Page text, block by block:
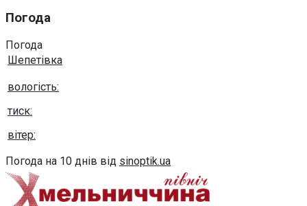
Погода
Погода
Шепетівка
вологість:
тиск:
вітер:
Погода на 10 днів від sinoptik.ua